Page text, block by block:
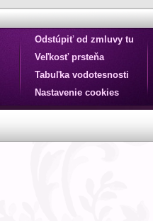
Odstúpiť od zmluvy tu
Veľkosť prsteňa
Tabuľka vodotesnosti
Nastavenie cookies